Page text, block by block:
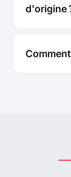
d'origine